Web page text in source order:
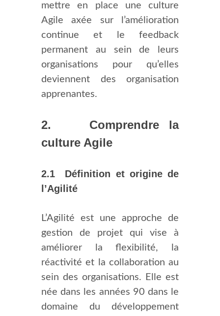
mettre en place une culture
Agile axée sur l’amélioration
continue et le feedback
permanent au sein de leurs
organisations pour qu’elles
deviennent des organisation
apprenantes.
2. Comprendre la
culture Agile
2.1 Définition et origine de
l’Agilité
L’Agilité est une approche de
gestion de projet qui vise à
améliorer la flexibilité, la
réactivité et la collaboration au
sein des organisations. Elle est
née dans les années 90 dans le
domaine du développement